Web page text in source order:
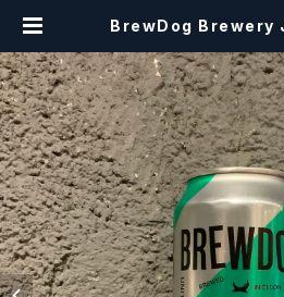
BrewDog Brewery
PA【クラフトビール
cissors